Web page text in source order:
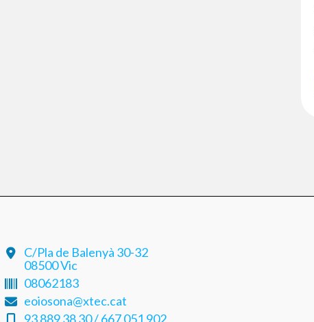
C/Pla de Balenyà 30-32
08500 Vic
08062183
eoiosona@xtec.cat
93 889 38 30 / 667 051 902